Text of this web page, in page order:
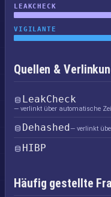
LEAKCHECK
VIGILANTE
Quellen &
LeakCheck
— verlinkt über automatische
Dehashed— verlinkt
HIBP
Häufig gestellte